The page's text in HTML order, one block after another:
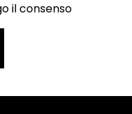
il consenso